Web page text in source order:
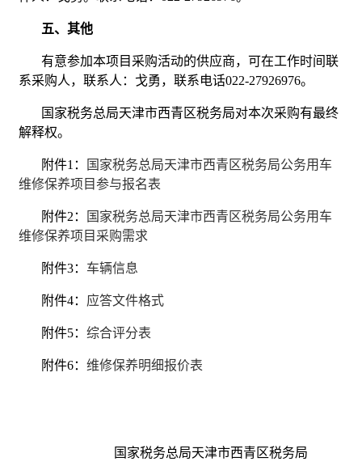
五、其他
有意参加本项目采购活动的供应商，可在工作时间联
系采购人，联系人：戈勇，联系电话022-27926976。
国家税务总局天津市西青区税务局对本次采购有最终
解释权。
附件1：
国家税务总局天津市西青区税务局公务用车
维修保养项目参与报名表
附件2：
国家税务总局天津市西青区税务局公务用车
维修保养项目采购需求
附件3： 车辆信息
附件4： 应答文件格式
附件5：综合评分表
附件6：维修保养明细报价表
国家税务总局天津市西青区税务局